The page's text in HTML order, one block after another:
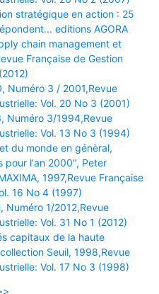
stratégique en action : 25
editions AGORA
chain management et
Française de Gestion
Numéro 3 / 2001,Revue
Vol. 20 No 3 (2001)
Numéro 3/1994,Revue
Vol. 13 No 3 (1994)
du monde en génèral,
pour l'an 2000", Peter
1997,Revue Française
16 No 4 (1997)
Numéro 1/2012,Revue
Vol. 31 No 1 (2012)
capitaux de la haute
Seuil, 1998,Revue
Vol. 17 No 3 (1998)